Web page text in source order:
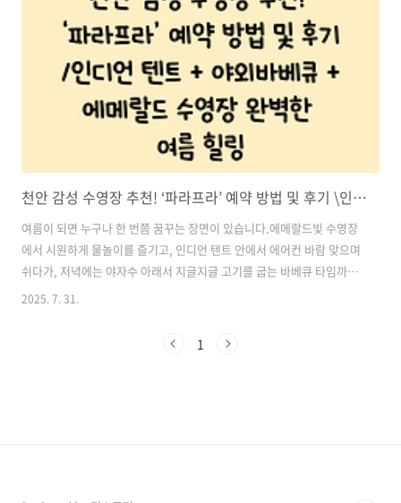
천안 감성 수영장 추천! ‘파라프라’ 예약 방법 및 후기 \인디언 텐트 + 야외바베큐 + 에메랄드 수영장 완벽한 여름 힐링
여름이 되면 누구나 한 번쯤 꿈꾸는 장면이 있습니다.에메랄드빛 수영장
에서 시원하게 물놀이를 즐기고, 인디언 텐트 안에서 에어컨 바람 맞으며
쉬다가, 저녁에는 야자수 아래서 지글지글 고기를 굽는 바베큐 타임까지!
🌴이 모든 걸 충남 천안에서 단 하루 만에 경험할 수 있는 곳이 있어요.바
휴양지 감성을 그대로 느낄 수 있는 신개념 감성 복합공간이에요.이번 여
2025. 7. 31.
1